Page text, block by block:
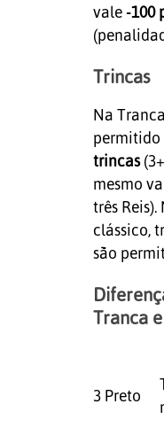
vale -100
Trincas
Na
permitido
trincas
mesmo
três Reis).
clássico,
são
Tranca
3 Preto